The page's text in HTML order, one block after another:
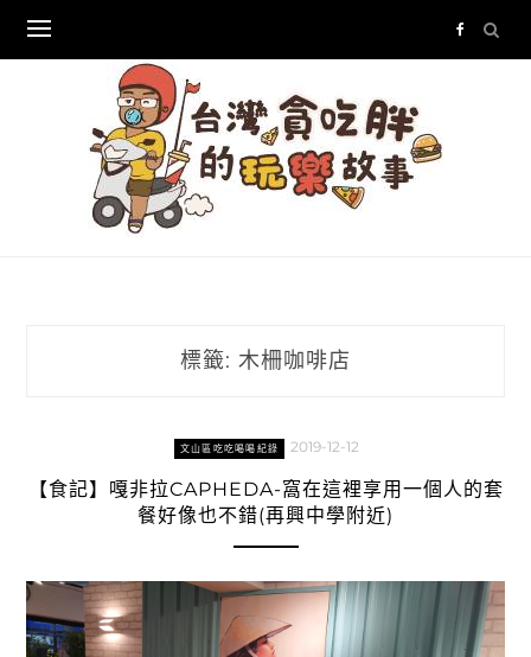
content
標籤: 木柵咖啡店
文山區吃吃喝喝紀錄 2019-12-12
【食記】嘎非拉CAPHEDA-窩在這裡享用一個人的套
餐好像也不錯(再興中學附近)